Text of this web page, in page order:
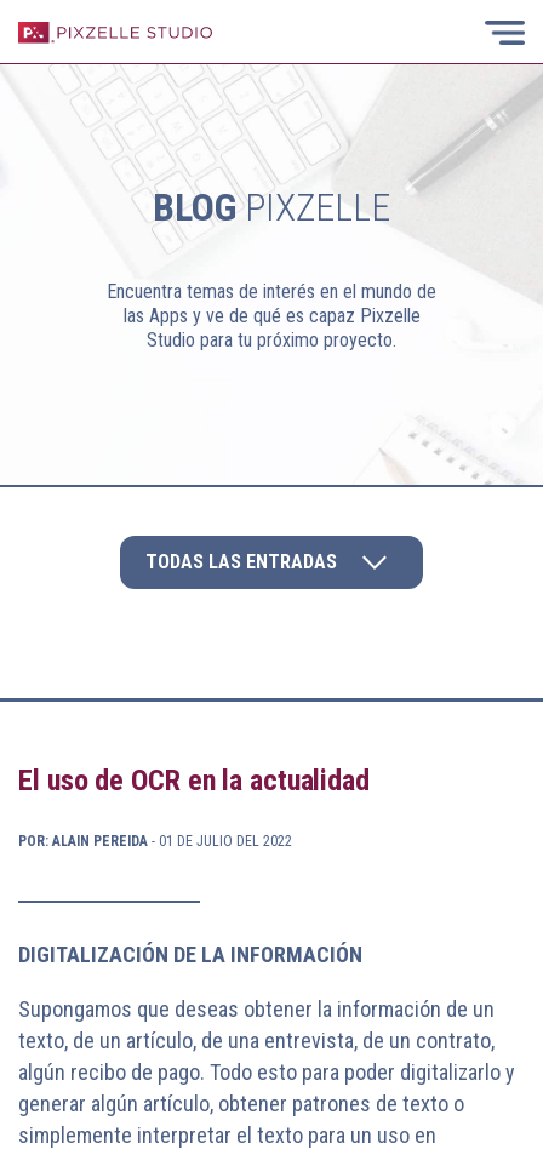
BLOGPIXZELLE
Encuentra temas de interés en el mundo de
las Apps y ve de qué es capaz Pixzelle
Studio para tu próximo proyecto.
TODAS LAS ENTRADAS
El uso de OCR en la actualidad
POR: ALAIN PEREIDA - 01 DE JULIO DEL 2022
DIGITALIZACIÓN DE LA INFORMACIÓN
Supongamos que deseas obtener la información de un
texto, de un artículo, de una entrevista, de un contrato,
algún recibo de pago. Todo esto para poder digitalizarlo y
generar algún artículo, obtener patrones de texto o
simplemente interpretar el texto para un uso en